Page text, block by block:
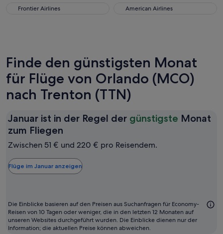
Frontier Airlines
Frontier Airlines American Airlines
American Airlines
Finde den günstigsten Monat
für Flüge von Orlando (MCO)
nach Trenton (TTN)
Januar ist in der Regel der günstigste Monat
zum Fliegen
ist
der
Regel
günstigste
Monat
zum
Zwischen 51 € und 220 € pro Reisendem.
Flüge im Januar anzeigen
Die Einblicke basieren auf den Preisen aus Suchanfragen für Economy-
Reisen von 10 Tagen oder weniger, die in den letzten 12 Monaten auf
unseren Websites durchgeführt wurden. Die Einblicke dienen nur der
Information; die aktuellen Preise können abweichen.